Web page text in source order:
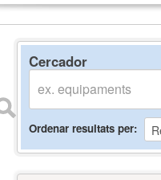
Cercador
Ordenar resultats per